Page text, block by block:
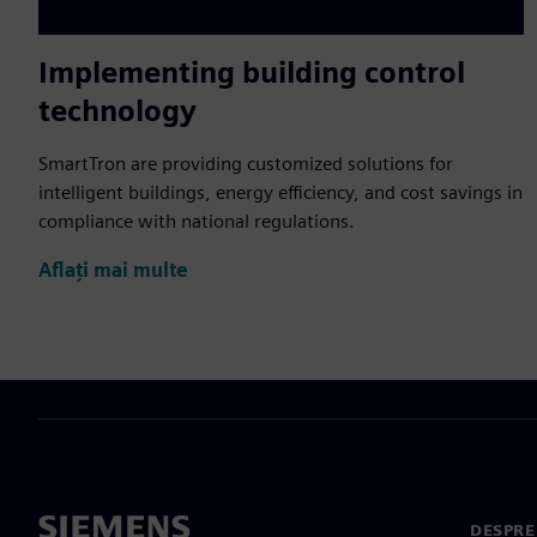
Implementing building control
technology
SmartTron are providing customized solutions for
intelligent buildings, energy efficiency, and cost savings in
compliance with national regulations.
Aflați mai multe